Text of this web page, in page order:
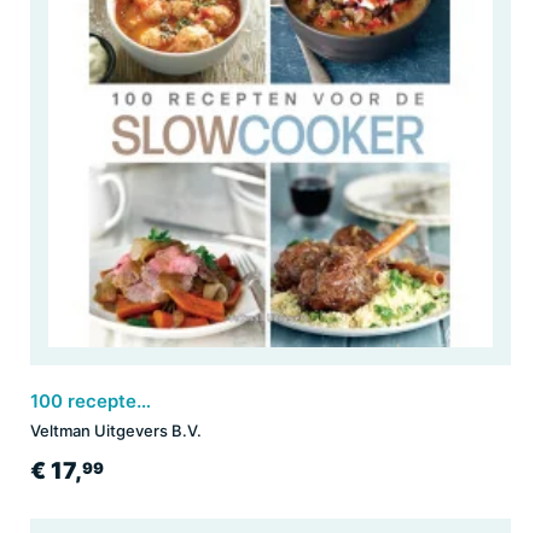
100 recepten voor de SLOWCOOKER
Veltman Uitgevers B.V.
€ 17,99